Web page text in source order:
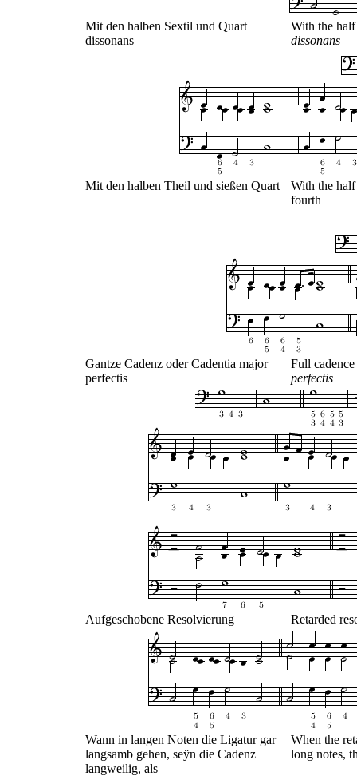
Mit den halben Sextil und Quart
dissonans
With the
dissonans
Mit den halben Theil und sießen Quart
With the
fourth
Gantze Cadenz oder Cadentia major
perfectis
Full
perfectis
Aufgeschobene Resolvierung Retarded
Wann in langen Noten die Ligatur gar
langsamb gehen, seÿn die Cadenz
langweilig, als
When the
long notes,